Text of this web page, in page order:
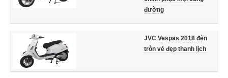
đường
JVC Vespas 2018 đèn
tròn vẻ đẹp thanh lịch